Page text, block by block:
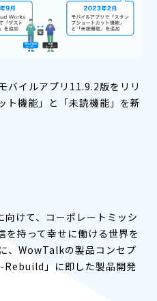
バイルアプリ11.9.2版をリリ
ト機能」と「未読機能」を新
けて、コーポレートミッシ
を持って幸せに働ける世界を
、WowTalkの製品コンセプ
」に即した製品開発